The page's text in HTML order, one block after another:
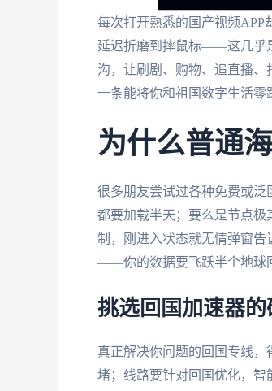
每次打开熟悉的国产视频APP
延迟折磨到摔鼠标——这几乎
沟，让刷剧、购物、追直播、
一条能将你和祖国数字生活零
为什么普通
很多朋友尝试过各种免费或
都要加载半天；要么是节点
制，刚进入状态就无情弹窗告
——你的数据要飞跃半个地球
挑选回国加速器的
真正解决你问题的回国专线
堵；线路要针对回国优化，